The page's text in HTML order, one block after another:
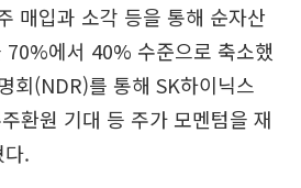
매입과 소각 등을 통해 순자산
70%에서 40% 수준으로 축소했
회(NDR)를 통해 SK하이닉스
환원 기대 등 주가 모멘텀을 재
.